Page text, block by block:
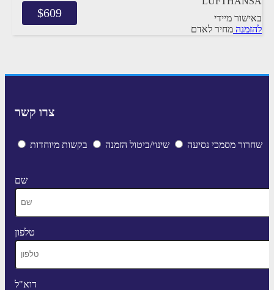
באישור מיידי
$609
להזמנה מחיר לאדם
צרו קשר
שחרור מסמכי נסיעה שינוי/ביטול הזמנה בקשות מיוחדות
שם
טלפון
דוא"ל